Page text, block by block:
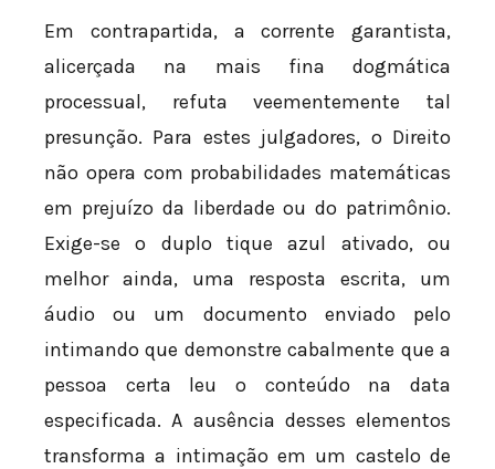
Em contrapartida, a corrente garantista,
alicerçada na mais fina dogmática
processual, refuta veementemente tal
presunção. Para estes julgadores, o Direito
não opera com probabilidades matemáticas
em prejuízo da liberdade ou do patrimônio.
Exige-se o duplo tique azul ativado, ou
melhor ainda, uma resposta escrita, um
áudio ou um documento enviado pelo
intimando que demonstre cabalmente que a
pessoa certa leu o conteúdo na data
especificada. A ausência desses elementos
transforma a intimação em um castelo de